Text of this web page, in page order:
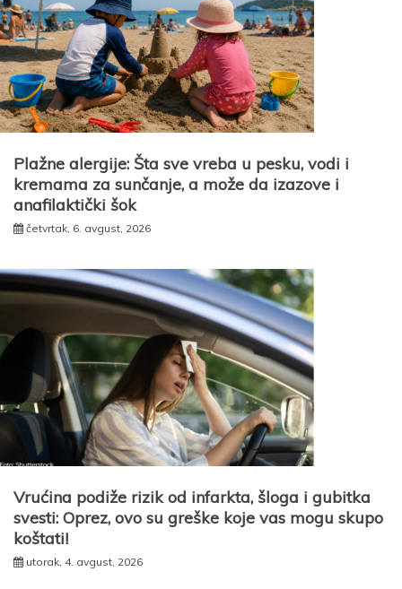
Plažne alergije: Šta sve vreba u pesku, vodi i
kremama za sunčanje, a može da izazove i
anafilaktički šok
četvrtak, 6. avgust, 2026
Vrućina podiže rizik od infarkta, šloga i gubitka
svesti: Oprez, ovo su greške koje vas mogu skupo
koštati!
utorak, 4. avgust, 2026